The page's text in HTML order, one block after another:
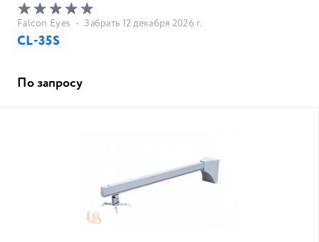
Falcon Eyes • Забрать 12 декабря 2026 г.
CL-35S
По запросу